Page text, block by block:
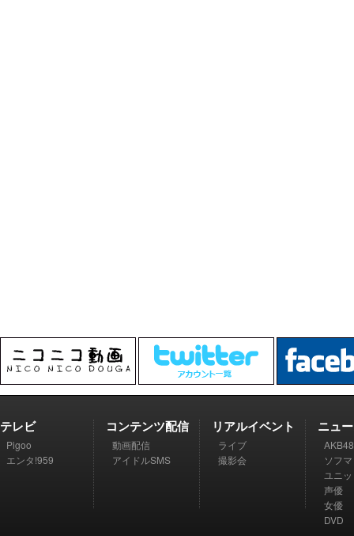
テレビ
Pigoo
エンタ!959
コンテンツ配信
動画配信
アイドルSMS
リアルイベント
ライブ
撮影会
ニュ
AKB48
ソフ
ユニ
声優
女優
DVD